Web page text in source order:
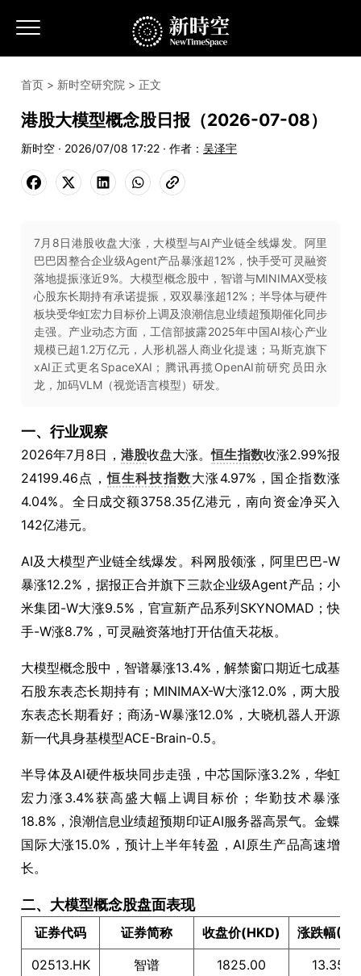
首页 > 新时空研究院 > 正文
港股大模型概念股日报（2026-07-08）
新时空 · 2026/07/08 17:22 · 作者： 吴泽宇
7月8日港股收盘大涨，大模型与AI产业链全线爆发。阿里
巴巴因整合企业级Agent产品暴涨超12%，快手受可灵融资
落地提振涨近9%。大模型概念股中，智谱与MINIMAX受核
心股东长期持有承诺提振，双双暴涨超12%；半导体与硬件
板块受华虹宏力目标价上调及浪潮信息业绩超预期催化同步
走强。产业动态方面，工信部披露2025年中国AI核心产业
规模已超1.2万亿元，人形机器人商业化提速；马斯克旗下
xAI正式更名SpaceXAI；腾讯再揽OpenAI前研究员田永
龙，加码VLM（视觉语言模型）研发。
一、行业观察
2026年7月8日， 港股收盘大涨。恒生指数收涨2.99%报
24199.46点，恒生科技指数大涨4.97%，国企指数涨
4.04%。全日成交额3758.35亿港元，南向资金净买入
142亿港元。
AI及大模型产业链全线爆发。科网股领涨，阿里巴巴-W
暴涨12.2%，据报正合并旗下三款企业级Agent产品；小
米集团-W大涨9.5%，官宣新产品系列SKYNOMAD；快
手-W涨8.7%，可灵融资落地打开估值天花板。
大模型概念股中，智谱暴涨13.4%，解禁窗口期近七成基
石股东表态长期持有；MINIMAX-W大涨12.0%，两大股
东表态长期看好；商汤-W暴涨12.0%，大晓机器人开源
新一代具身基模型ACE-Brain-0.5。
半导体及AI硬件板块同步走强，中芯国际涨3.2%，华虹
宏力涨3.4%获高盛大幅上调目标价；华勤技术暴涨
18.8%，浪潮信息业绩超预期印证AI服务器高景气。金蝶
国际大涨15.0%，预计上半年转盈，AI原生产品高速增
长。
二、大模型概念股盘面表现
证券代码 证券简称 收盘价(HKD)
涨跌幅(%)
02513.HK
智谱 1825.00
13.35